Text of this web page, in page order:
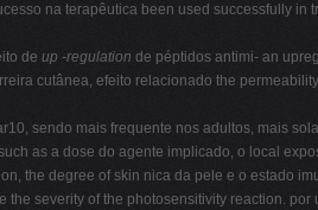
na terapêutica been used successfully in
de up -regulation de péptidos antimi- an
cutânea, efeito relacionado the
sendo mais frequente nos adultos, mais
as a dose do agente implicado, o local
the degree of skin nica da pele e o estado
severity of the photosensitivity reaction.